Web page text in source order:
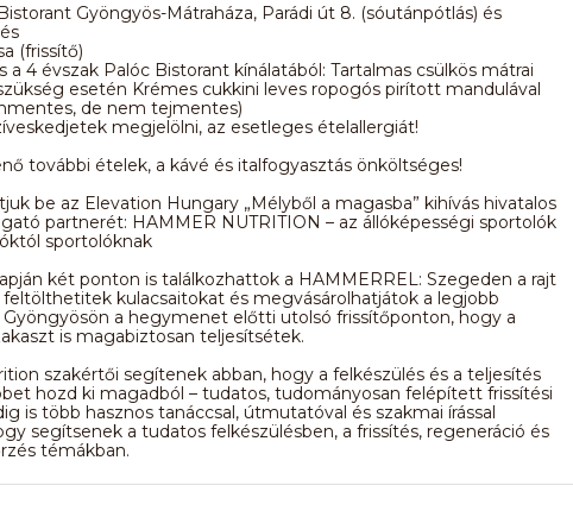
Gyöngyös-Mátraháza, Parádi út 8. (sóutánpótlás) és
(frissítő)
a 4 évszak Palóc Bistorant kínálatából: Tartalmas csülkös mátrai
esetén Krémes cukkini leves ropogós pirított mandulával
de nem tejmentes)
megjelölni, az esetleges ételallergiát!
további ételek, a kávé és italfogyasztás önköltséges!
be az Elevation Hungary „Mélyből a magasba” kihívás hivatalos
partnerét: HAMMER NUTRITION – az állóképességi sportolók
sportolóknak
két ponton is találkozhattok a HAMMERREL: Szegeden a rajt
feltölthetitek kulacsaitokat és megvásárolhatjátok a legjobb
a hegymenet előtti utolsó frissítőponton, hogy a
is magabiztosan teljesítsétek.
szakértői segítenek abban, hogy a felkészülés és a teljesítés
hozd ki magadból – tudatos, tudományosan felépített frissítési
is több hasznos tanáccsal, útmutatóval és szakmai írással
segítsenek a tudatos felkészülésben, a frissítés, regeneráció és
témákban.